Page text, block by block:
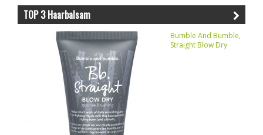
TOP 3 Haarbalsam
Bumble And Bumble,
Straight Blow Dry